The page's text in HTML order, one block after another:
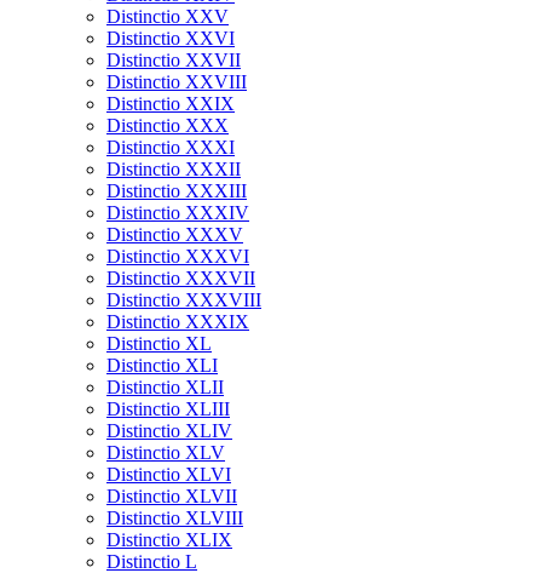
Distinctio XXV
Distinctio XXVI
Distinctio XXVII
Distinctio XXVIII
Distinctio XXIX
Distinctio XXX
Distinctio XXXI
Distinctio XXXII
Distinctio XXXIII
Distinctio XXXIV
Distinctio XXXV
Distinctio XXXVI
Distinctio XXXVII
Distinctio XXXVIII
Distinctio XXXIX
Distinctio XL
Distinctio XLI
Distinctio XLII
Distinctio XLIII
Distinctio XLIV
Distinctio XLV
Distinctio XLVI
Distinctio XLVII
Distinctio XLVIII
Distinctio XLIX
Distinctio L